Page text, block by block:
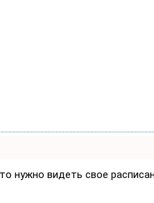
нужно видеть свое